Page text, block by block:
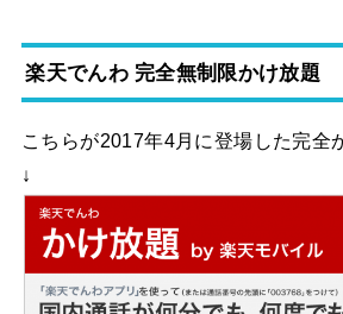
楽天でんわ 完全無制限かけ放題
こちらが2017年4月に登場した完全
↓